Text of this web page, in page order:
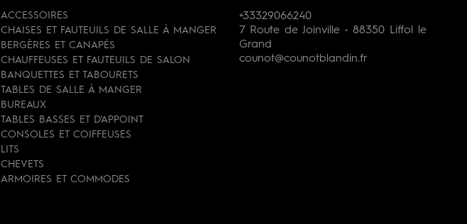
ACCESSOIRES
CHAISES ET FAUTEUILS DE SALLE À MANGER
BERGÈRES ET CANAPÉS
CHAUFFEUSES ET FAUTEUILS DE SALON
BANQUETTES ET TABOURETS
TABLES DE SALLE À MANGER
BUREAUX
TABLES BASSES ET D'APPOINT
CONSOLES ET COIFFEUSES
LITS
CHEVETS
ARMOIRES ET COMMODES
+33329066240
7 Route de Joinville • 88350 Liffol le
Grand
counot@counotblandin.fr